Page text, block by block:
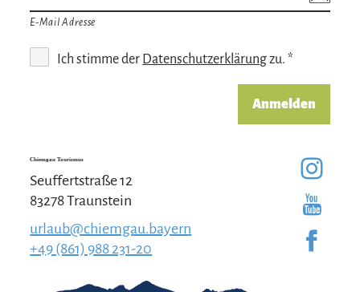
E-Mail Adresse
Ich stimme der Datenschutzerklärungzu. *
Anmelden
Chiemgau Tourismus
Seuffertstraße 12
83278 Traunstein
urlaub@chiemgau.bayern
+49 (861) 988 231-20